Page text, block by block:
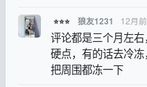
⭐⭐⭐ 狼友1231 12月前
评论都是三个月左
硬点，有的话去冷
把周围都冻一下